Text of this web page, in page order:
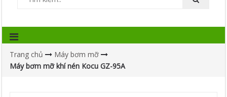
Trang chủ
Máy bơm mỡ
Máy bơm mỡ khí nén Kocu GZ-95A